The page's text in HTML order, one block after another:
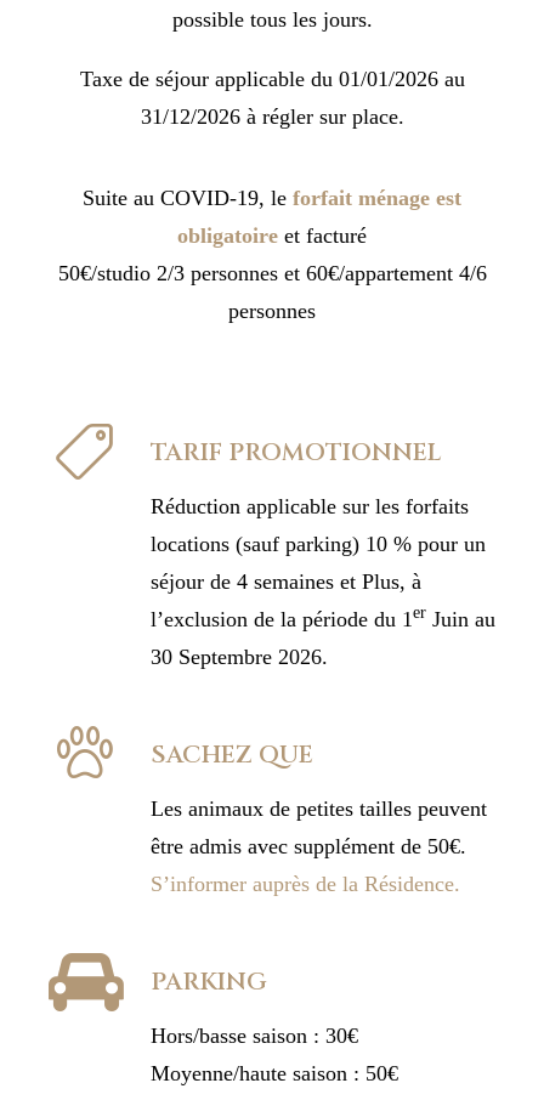
possible tous les jours.
Taxe de séjour applicable du 01/01/2026 au
31/12/2026 à régler sur place.
Suite au COVID-19, le forfait ménage est
obligatoire et facturé
50€/studio 2/3 personnes et 60€/appartement 4/6
personnes
TARIF PROMOTIONNEL
Réduction applicable sur les forfaits
locations (sauf parking) 10 % pour un
séjour de 4 semaines et Plus, à
l’exclusion de la période du 1er Juin au
30 Septembre 2026.
SACHEZ QUE
Les animaux de petites tailles peuvent
être admis avec supplément de 50€.
S’informer auprès de la Résidence.
PARKING
Hors/basse saison : 30€
Moyenne/haute saison : 50€